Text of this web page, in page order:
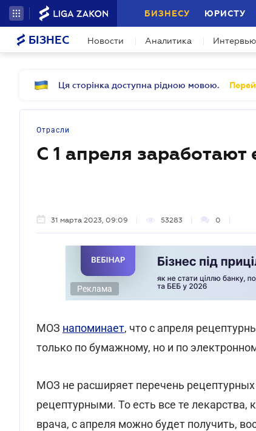
БИЗНЕСУ ЮРИСТУ
БІЗНЕС Новости Аналитика Интервью
Ця сторінка доступна рідною мовою.
Отрасли
С 1 апреля
31 марта 2023, 09:09 53283 0
Реклама
МОЗ напоминает, что с апреля
только по бумажному, но и по
МОЗ не расширяет перечень
рецептурными. То есть все те
врача, с апреля можно будет получить,